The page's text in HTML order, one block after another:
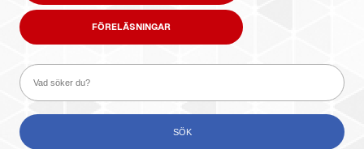
FÖRELÄSNINGAR